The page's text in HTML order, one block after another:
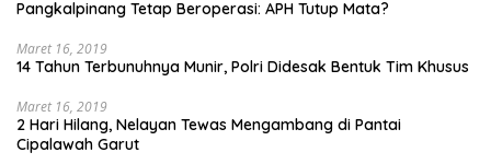
Pangkalpinang Tetap Beroperasi: APH Tutup Mata?
Maret 16, 2019
14 Tahun Terbunuhnya Munir, Polri Didesak Bentuk Tim Khusus
Maret 16, 2019
2 Hari Hilang, Nelayan Tewas Mengambang di Pantai
Cipalawah Garut